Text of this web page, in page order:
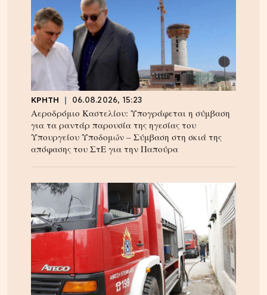
ΚΡΗΤΗ 06.08.2026, 15:23
Αεροδρόμιο Καστελίου: Υπογράφεται η σύμβαση
για τα ραντάρ παρουσία της ηγεσίας του
Υπουργείου Υποδομών – Σύμβαση στη σκιά της
απόφασης του ΣτΕ για την Παπούρα